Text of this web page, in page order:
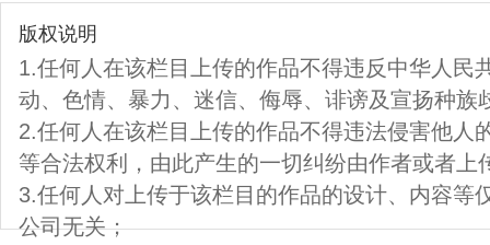
版权说明
1.任何人在该栏目上传的作品不得违反中华人民
动、色情、暴力、迷信、侮辱、诽谤及宣扬种族
2.任何人在该栏目上传的作品不得违法侵害他人
等合法权利，由此产生的一切纠纷由作者或者上
3.任何人对上传于该栏目的作品的设计、内容等
公司无关；